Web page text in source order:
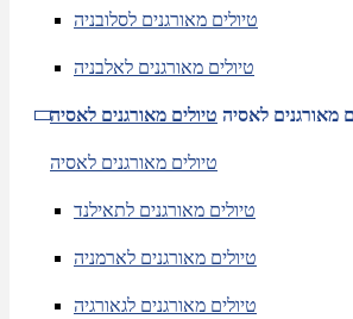
טיולים מאורגנים לסלובניה
טיולים מאורגנים לאלבניה
מאורגנים לאסיה טיולים מאורגנים לאסיה
טיולים מאורגנים לאסיה
טיולים מאורגנים לתאילנד
טיולים מאורגנים לארמניה
טיולים מאורגנים לגאורגיה